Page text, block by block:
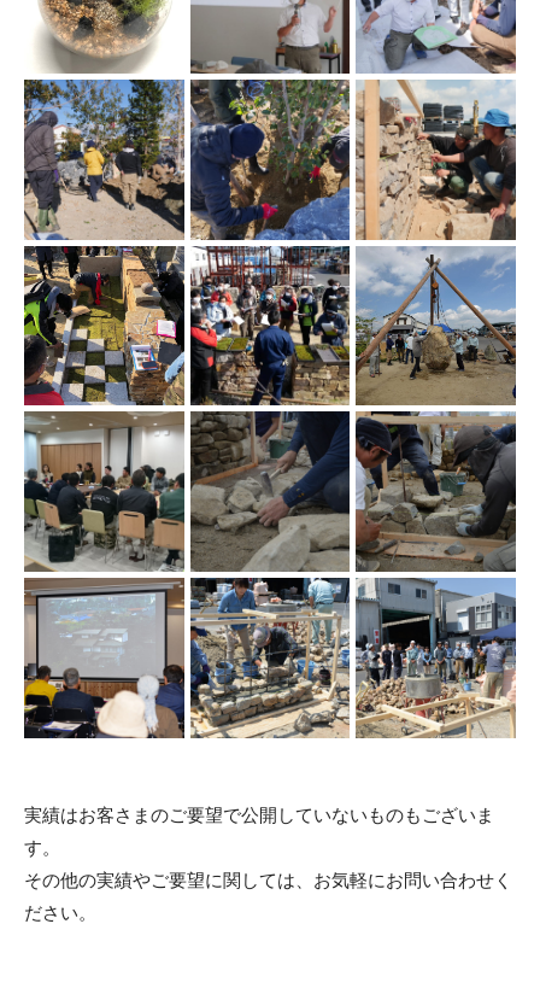
実績はお客さまのご要望で公開していないものもございま
す。
その他の実績やご要望に関しては、お気軽にお問い合わせく
ださい。